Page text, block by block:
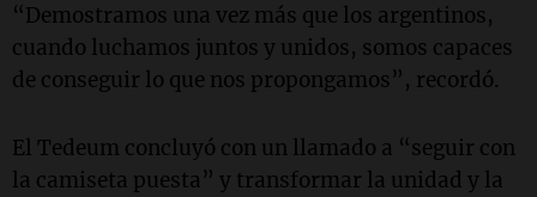
“Demostramos una vez más que los argentinos,
cuando luchamos juntos y unidos, somos capaces
de conseguir lo que nos propongamos”, recordó.
El Tedeum concluyó con un llamado a “seguir con
la camiseta puesta” y transformar la unidad y la